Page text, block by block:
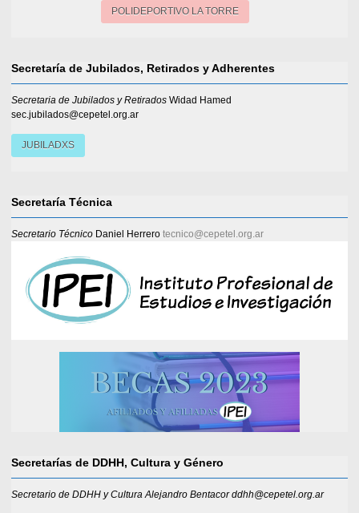
POLIDEPORTIVO LA TORRE
Secretaría de Jubilados, Retirados y Adherentes
Secretaria de Jubilados y Retirados Widad Hamed
sec.jubilados@cepetel.org.ar
JUBILADXS
Secretaría Técnica
Secretario Técnico Daniel Herrero tecnico@cepetel.org.ar
Secretarías de DDHH, Cultura y Género
Secretario de DDHH y Cultura Alejandro Bentacor ddhh@cepetel.org.ar